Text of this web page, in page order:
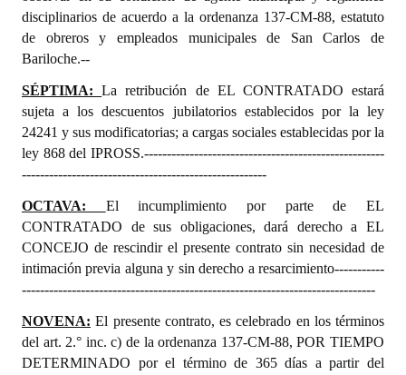
disciplinarios de acuerdo a la ordenanza 137-CM-88, estatuto
de obreros y empleados municipales de San Carlos de
Bariloche.--
SÉPTIMA:La retribución de EL CONTRATADO estará
sujeta a los descuentos jubilatorios establecidos por la ley
24241 y sus modificatorias; a cargas sociales establecidas por la
ley 868 del IPROSS.-----------------------------------------------------
------------------------------------------------------
OCTAVA: El incumplimiento por parte deEL
CONTRATADO de sus obligaciones, dará derecho a EL
CONCEJO de rescindir el presente contrato sin necesidad de
intimación previa alguna y sin derecho a resarcimiento-----------
------------------------------------------------------------------------------
NOVENA: El presente contrato, es celebrado en los términos
del art. 2.° inc. c) de la ordenanza 137-CM-88, POR TIEMPO
DETERMINADO por el término de 365 días a partir del